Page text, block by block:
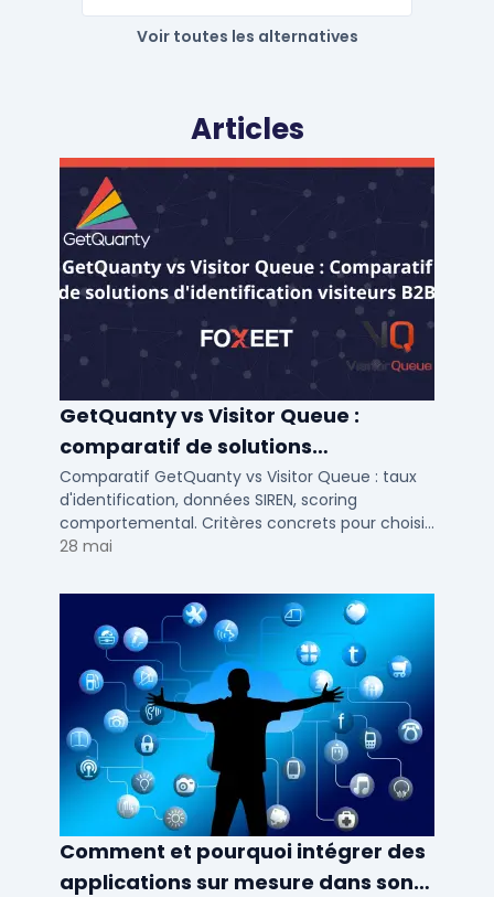
Voir toutes les alternatives
Articles
GetQuanty vs Visitor Queue :
comparatif de solutions
d'identification visiteurs B2B
Comparatif GetQuanty vs Visitor Queue : taux
d'identification, données SIREN, scoring
comportemental. Critères concrets pour choisir
votre solution de lead generation B2B en PME et
28 mai
Comment et pourquoi intégrer des
applications sur mesure dans son